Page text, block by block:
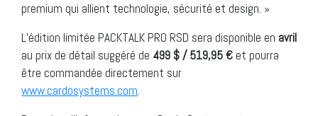
premium qui allient technologie, sécurité et design. »
L’édition limitée PACKTALK PRO RSD sera disponible en avril
au prix de détail suggéré de 499 $ / 519,95 € et pourra
être commandée directement sur
www.cardosystems.com.